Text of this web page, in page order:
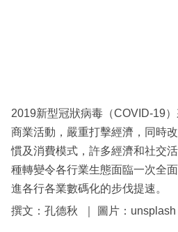
區
2019新型冠狀病毒（COVID-19
商業活動，嚴重打擊經濟，同時
慣及消費模式，許多經濟和社交
種轉變令各行業生態面臨一次全
進各行各業數碼化的步伐提速。
撰文：孔德秋 ｜ 圖片：unsplash